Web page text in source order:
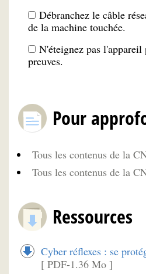
Débranchez le câble
de la machine touchée.
N'éteignez pas l'appareil
preuves.
Pour
Tous les contenus de la
Tous les contenus de la
Ressources
Cyber réflexes : se
[ PDF-1.36 Mo ]